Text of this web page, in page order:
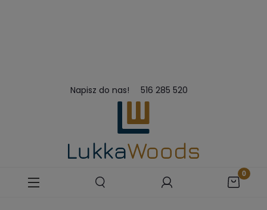
Napisz do nas! 516 285 520